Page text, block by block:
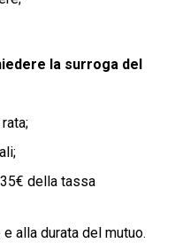
la surroga del
della tassa
alla durata del mutuo.